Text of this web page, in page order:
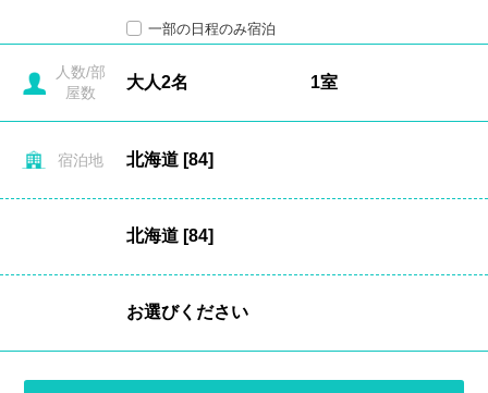
一部の日程のみ宿泊
人数/部
屋数
宿泊地